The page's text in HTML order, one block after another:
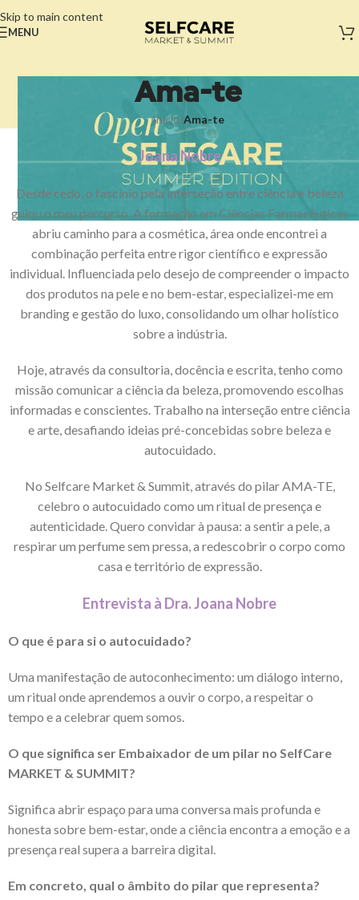
Skip to main content
MENU
Ama-te
Início/Ama-te
Joana Nobre
Desde cedo, o fascínio pela interseção entre ciência e beleza
guiou o meu percurso. A formação em Ciências Farmacêuticas
abriu caminho para a cosmética, área onde encontrei a
combinação perfeita entre rigor científico e expressão
individual. Influenciada pelo desejo de compreender o impacto
dos produtos na pele e no bem-estar, especializei-me em
branding e gestão do luxo, consolidando um olhar holístico
sobre a indústria.
Hoje, através da consultoria, docência e escrita, tenho como
missão comunicar a ciência da beleza, promovendo escolhas
informadas e conscientes. Trabalho na interseção entre ciência
e arte, desafiando ideias pré-concebidas sobre beleza e
autocuidado.
No Selfcare Market & Summit, através do pilar AMA-TE,
celebro o autocuidado como um ritual de presença e
autenticidade. Quero convidar à pausa: a sentir a pele, a
respirar um perfume sem pressa, a redescobrir o corpo como
casa e território de expressão.
Entrevista à Dra. Joana Nobre
O que é para si o autocuidado?
Uma manifestação de autoconhecimento: um diálogo interno,
um ritual onde aprendemos a ouvir o corpo, a respeitar o
tempo e a celebrar quem somos.
O que significa ser Embaixador de um pilar no SelfCare
MARKET & SUMMIT?
Significa abrir espaço para uma conversa mais profunda e
honesta sobre bem-estar, onde a ciência encontra a emoção e a
presença real supera a barreira digital.
Em concreto, qual o âmbito do pilar que representa?